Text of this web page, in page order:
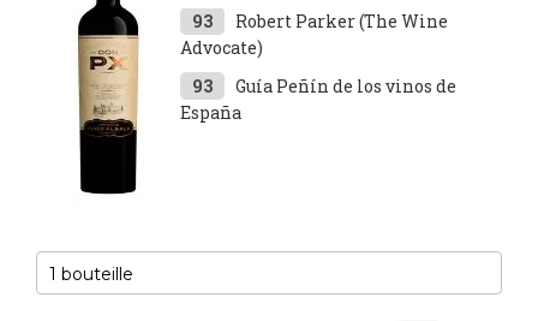
93
Robert Parker (The Wine
Advocate)
93
Guía Peñín de los vinos de
España